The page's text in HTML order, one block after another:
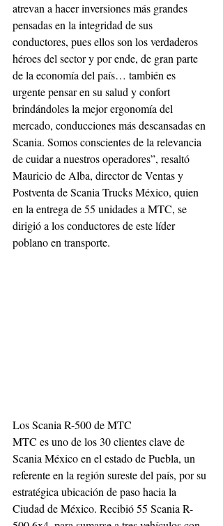
atrevan a hacer inversiones más grandes
pensadas en la integridad de sus
conductores, pues ellos son los verdaderos
héroes del sector y por ende, de gran parte
de la economía del país… también es
urgente pensar en su salud y confort
brindándoles la mejor ergonomía del
mercado, conducciones más descansadas en
Scania. Somos conscientes de la relevancia
de cuidar a nuestros operadores”, resaltó
Mauricio de Alba, director de Ventas y
Postventa de Scania Trucks México, quien
en la entrega de 55 unidades a MTC, se
dirigió a los conductores de este líder
poblano en transporte.
Los Scania R-500 de MTC
MTC es uno de los 30 clientes clave de
Scania México en el estado de Puebla, un
referente en la región sureste del país, por su
estratégica ubicación de paso hacia la
Ciudad de México. Recibió 55 Scania R-